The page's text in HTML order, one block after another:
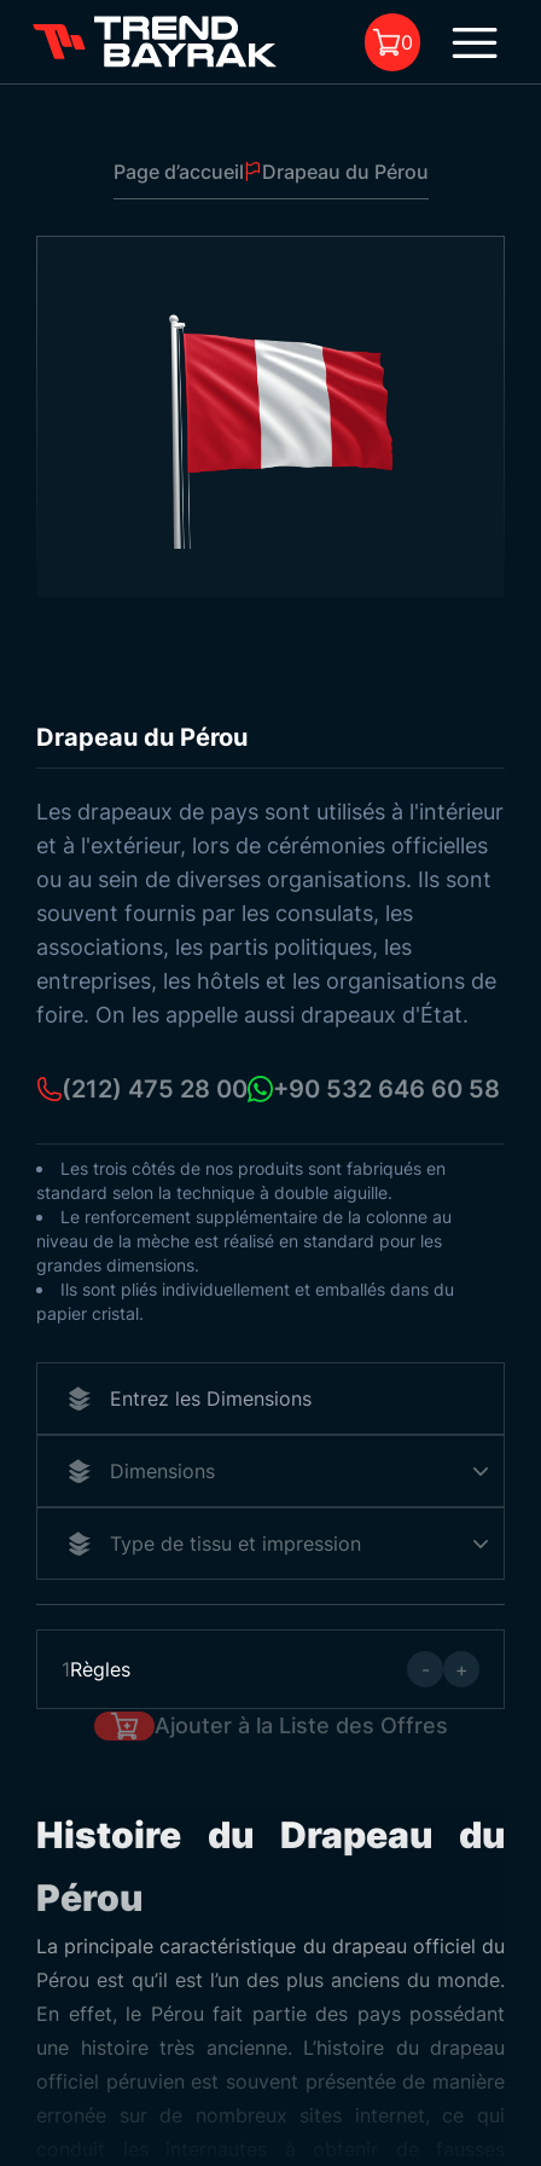
Drapeau du Pérou
Type de tissu et
impression:
0
Page d’accueil Drapeau du Pérou
Drapeau du Pérou
Les drapeaux de pays sont utilisés à l'intérieur
et à l'extérieur, lors de cérémonies officielles
ou au sein de diverses organisations. Ils sont
souvent fournis par les consulats, les
associations, les partis politiques, les
entreprises, les hôtels et les organisations de
foire. On les appelle aussi drapeaux d'État.
(212) 475 28 00 +90 532 646 60 58
Les trois côtés de nos produits sont fabriqués en
standard selon la technique à double aiguille.
Le renforcement supplémentaire de la colonne au
niveau de la mèche est réalisé en standard pour les
grandes dimensions.
Ils sont pliés individuellement et emballés dans du
papier cristal.
1Règles - +
Ajouter à la Liste des Offres
Histoire du Drapeau du
Pérou
La principale caractéristique du drapeau officiel du
Pérou est qu’il est l’un des plus anciens du monde.
En effet, le Pérou fait partie des pays possédant
une histoire très ancienne. L’histoire du drapeau
officiel péruvien est souvent présentée de manière
erronée sur de nombreux sites internet, ce qui
panier.
Découvrez nos Produits